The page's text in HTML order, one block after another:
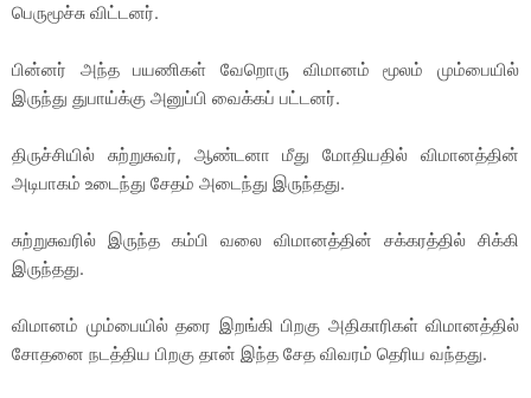
பெருமூச்சு விட்டனர்.
பின்னர் அந்த பயணிகள் வேறொரு விமானம் மூலம் மும்பையில்
இருந்து துபாய்க்கு அனுப்பி வைக்கப் பட்டனர்.
திருச்சியில் சுற்றுசுவர், ஆண்டனா மீது மோதியதில் விமானத்தின்
அடிபாகம் உடைந்து சேதம் அடைந்து இருந்தது.
சுற்றுசுவரில் இருந்த கம்பி வலை விமானத்தின் சக்கரத்தில் சிக்கி
இருந்தது.
விமானம் மும்பையில் தரை இறங்கி பிறகு அதிகாரிகள் விமானத்தில்
சோதனை நடத்திய பிறகு தான் இந்த சேத விவரம் தெரிய வந்தது.